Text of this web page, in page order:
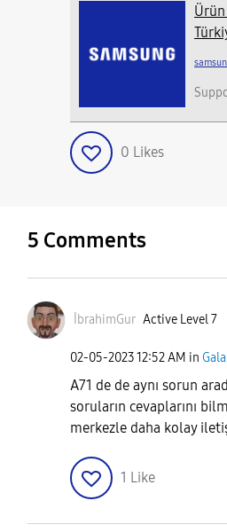
Ürün
0 Likes
5 Comments
İbrahimGur Active Level 7
‎02-05-202312:52 AM in
A71 de de aynı sorun
soruların cevaplarını
merkezle daha kolay
1 Like